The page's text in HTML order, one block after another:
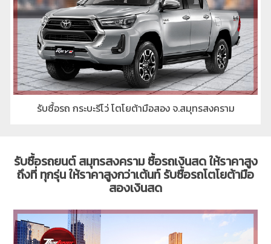
รับซื้อรถยนต์ สมุทรสงคราม ซื้อรถเงินสด ให้ราคาสูง
ถึงที่ ทุกรุ่น ให้ราคาสูงกว่าเต้นท์ รับซื้อรถโตโยต้ามือ
สองเงินสด